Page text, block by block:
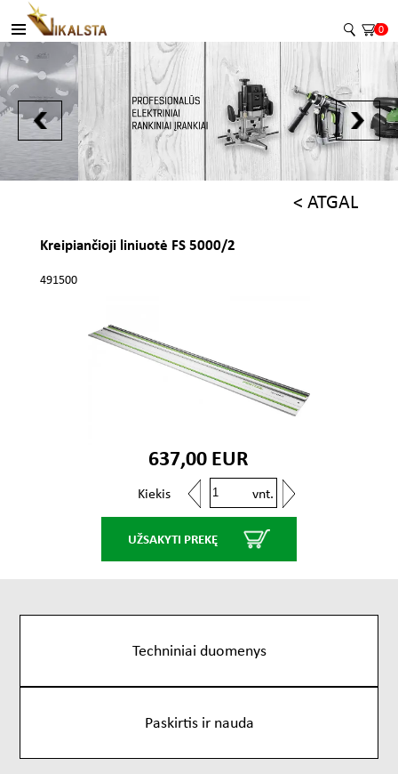
0
< ATGAL
Kreipiančioji liniuotė FS 5000/2
491500
637,00 EUR
Kiekis vnt.
UŽSAKYTI PREKĘ
Techniniai duomenys
Paskirtis ir nauda